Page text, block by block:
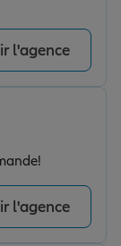
l'agence
l'agence